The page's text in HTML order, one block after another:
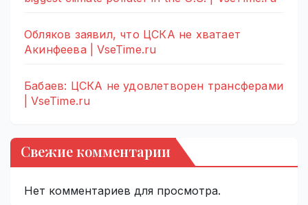
Обляков заявил, что ЦСКА не хватает
Акинфеева | VseTime.ru
Бабаев: ЦСКА не удовлетворен трансферами
| VseTime.ru
Свежие комментарии
Нет комментариев для просмотра.